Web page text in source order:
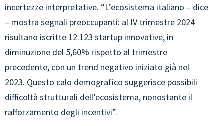
incertezze interpretative. “L’ecosistema italiano – dice
– mostra segnali preoccupanti: al IV trimestre 2024
risultano iscritte 12.123 startup innovative, in
diminuzione del 5,60% rispetto al trimestre
precedente, con un trend negativo iniziato già nel
2023. Questo calo demografico suggerisce possibili
difficoltà strutturali dell’ecosistema, nonostante il
rafforzamento degli incentivi”.